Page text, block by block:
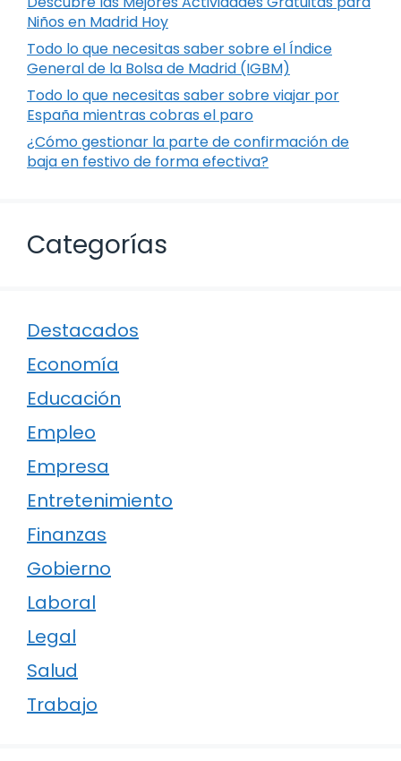
Niños en Madrid Hoy
Todo lo que necesitas saber sobre el Índice
General de la Bolsa de Madrid (IGBM)
Todo lo que necesitas saber sobre viajar por
España mientras cobras el paro
¿Cómo gestionar la parte de confirmación de
baja en festivo de forma efectiva?
Categorías
Destacados
Economía
Educación
Empleo
Empresa
Entretenimiento
Finanzas
Gobierno
Laboral
Legal
Salud
Trabajo